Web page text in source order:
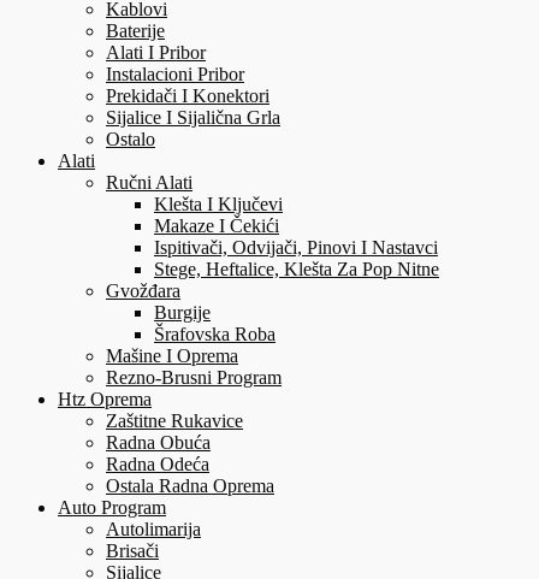
Kablovi
Baterije
Alati I Pribor
Instalacioni Pribor
Prekidači I Konektori
Sijalice I Sijalična Grla
Ostalo
Alati
Ručni Alati
Klešta I Ključevi
Makaze I Čekići
Ispitivači, Odvijači, Pinovi I Nastavci
Stege, Heftalice, Klešta Za Pop Nitne
Gvožđara
Burgije
Šrafovska Roba
Mašine I Oprema
Rezno-Brusni Program
Htz Oprema
Zaštitne Rukavice
Radna Obuća
Radna Odeća
Ostala Radna Oprema
Auto Program
Autolimarija
Brisači
Sijalice